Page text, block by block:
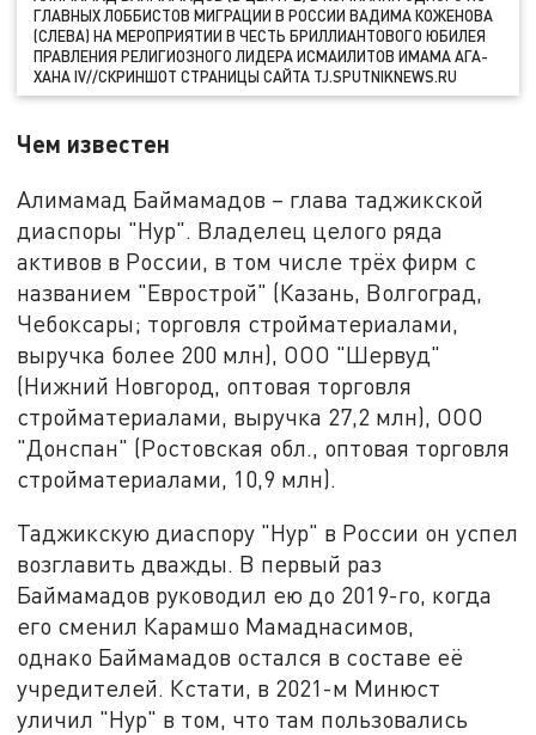
ГЛАВНЫХ ЛОББИСТОВ МИГРАЦИИ В РОССИИ ВАДИМА КОЖЕНОВА
(СЛЕВА) НА МЕРОПРИЯТИИ В ЧЕСТЬ БРИЛЛИАНТОВОГО ЮБИЛЕЯ
ПРАВЛЕНИЯ РЕЛИГИОЗНОГО ЛИДЕРА ИСМАИЛИТОВ ИМАМА АГА-
ХАНА IV//СКРИНШОТ СТРАНИЦЫ САЙТА TJ.SPUTNIKNEWS.RU
Чем известен
Алимамад Баймамадов – глава таджикской
диаспоры "Нур". Владелец целого ряда
активов в России, в том числе трёх фирм с
названием "Еврострой" (Казань, Волгоград,
Чебоксары; торговля стройматериалами,
выручка более 200 млн), ООО "Шервуд"
(Нижний Новгород, оптовая торговля
стройматериалами, выручка 27,2 млн), ООО
"Донспан" (Ростовская обл., оптовая торговля
стройматериалами, 10,9 млн).
Таджикскую диаспору "Нур" в России он успел
возглавить дважды. В первый раз
Баймамадов руководил ею до 2019-го, когда
его сменил Карамшо Мамаднасимов,
однако Баймамадов остался в составе её
учредителей. Кстати, в 2021-м Минюст
уличил "Нур" в том, что там пользовались